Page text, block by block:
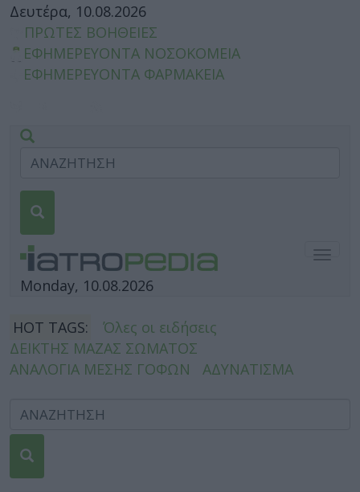
Δευτέρα, 10.08.2026
ΠΡΩΤΕΣ ΒΟΗΘΕΙΕΣ
ΕΦΗΜΕΡΕΥΟΝΤΑ ΝΟΣΟΚΟΜΕΙΑ
ΕΦΗΜΕΡΕΥΟΝΤΑ ΦΑΡΜΑΚΕΙΑ
Monday, 10.08.2026
HOT TAGS:
Όλες οι ειδήσεις
ΔΕΙΚΤΗΣ ΜΑΖΑΣ ΣΩΜΑΤΟΣ
ΑΝΑΛΟΓΙΑ ΜΕΣΗΣ ΓΟΦΩΝ
ΑΔΥΝΑΤΙΣΜΑ